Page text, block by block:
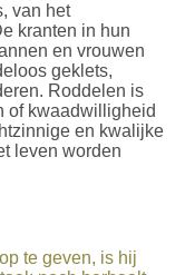
van het
kranten in hun
en vrouwen
geklets,
Roddelen is
of kwaadwilligheid
en kwalijke
leven worden
te geven, is hij